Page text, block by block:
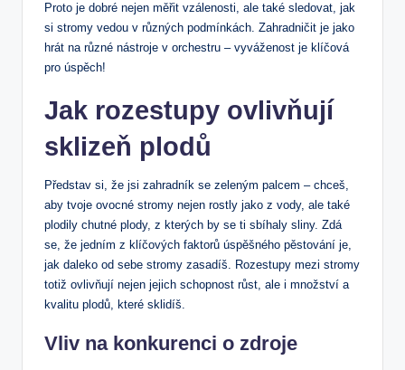
Proto je dobré nejen měřit vzálenosti, ale také sledovat, jak
si stromy vedou v různých podmínkách. Zahradničit je jako
hrát na různé nástroje v orchestru – vyváženost je klíčová
pro úspěch!
Jak rozestupy ovlivňují
sklizeň plodů
Představ si, že jsi zahradník se zeleným palcem – chceš,
aby tvoje ovocné stromy nejen rostly jako z vody, ale také
plodily chutné plody, z kterých by se ti sbíhaly sliny. Zdá
se, že jedním z klíčových faktorů úspěšného pěstování je,
jak daleko od sebe stromy zasadíš. Rozestupy mezi stromy
totiž ovlivňují nejen jejich schopnost růst, ale i množství a
kvalitu plodů, které sklidíš.
Vliv na konkurenci o zdroje